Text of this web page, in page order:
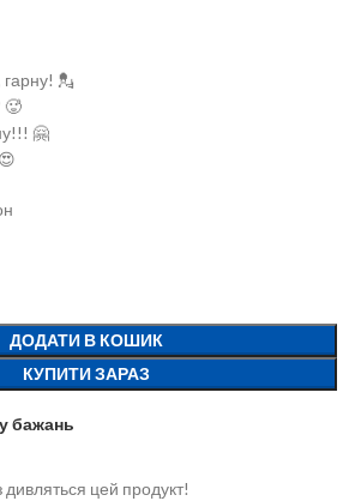
💂
🥵
🤗
ДОДАТИ В КОШИК
КУПИТИ ЗАРАЗ
бажань
цей продукт!